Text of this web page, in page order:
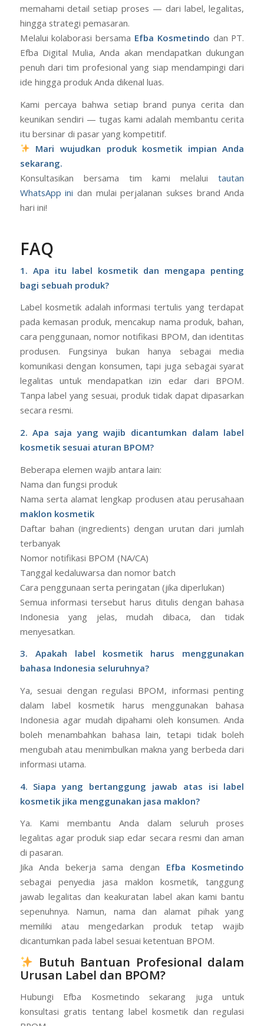
memahami detail setiap proses — dari label, legalitas,
hingga strategi pemasaran.
Melalui kolaborasi bersama Efba Kosmetindo dan PT.
Efba Digital Mulia, Anda akan mendapatkan dukungan
penuh dari tim profesional yang siap mendampingi dari
ide hingga produk Anda dikenal luas.
Kami percaya bahwa setiap brand punya cerita dan
keunikan sendiri — tugas kami adalah membantu cerita
itu bersinar di pasar yang kompetitif.
Mari wujudkan produk kosmetik impian Anda
sekarang.
Konsultasikan bersama tim kami melaluitautan
WhatsApp ini dan mulai perjalanan sukses brand Anda
hari ini!
FAQ
1. Apa itu label kosmetik dan mengapa penting
bagi sebuah produk?
Label kosmetik adalah informasi tertulis yang terdapat
pada kemasan produk, mencakup nama produk, bahan,
cara penggunaan, nomor notifikasi BPOM, dan identitas
produsen. Fungsinya bukan hanya sebagai media
komunikasi dengan konsumen, tapi juga sebagai syarat
legalitas untuk mendapatkan izin edar dari BPOM.
Tanpa label yang sesuai, produk tidak dapat dipasarkan
secara resmi.
2. Apa saja yang wajib dicantumkan dalam label
kosmetik sesuai aturan BPOM?
Beberapa elemen wajib antara lain:
Nama dan fungsi produk
Nama serta alamat lengkap produsen atau perusahaan
maklon kosmetik
Daftar bahan (ingredients) dengan urutan dari jumlah
terbanyak
Nomor notifikasi BPOM (NA/CA)
Tanggal kedaluwarsa dan nomor batch
Cara penggunaan serta peringatan (jika diperlukan)
Semua informasi tersebut harus ditulis dengan bahasa
Indonesia yang jelas, mudah dibaca, dan tidak
menyesatkan.
3. Apakah label kosmetik harus menggunakan
bahasa Indonesia seluruhnya?
Ya, sesuai dengan regulasi BPOM, informasi penting
dalam label kosmetik harus menggunakan bahasa
Indonesia agar mudah dipahami oleh konsumen. Anda
boleh menambahkan bahasa lain, tetapi tidak boleh
mengubah atau menimbulkan makna yang berbeda dari
informasi utama.
4. Siapa yang bertanggung jawab atas isi label
kosmetik jika menggunakan jasa maklon?
Ya. Kami membantu Anda dalam seluruh proses
legalitas agar produk siap edar secara resmi dan aman
di pasaran.
Jika Anda bekerja sama dengan Efba Kosmetindo
sebagai penyedia jasa maklon kosmetik, tanggung
jawab legalitas dan keakuratan label akan kami bantu
sepenuhnya. Namun, nama dan alamat pihak yang
memiliki atau mengedarkan produk tetap wajib
dicantumkan pada label sesuai ketentuan BPOM.
Butuh Bantuan Profesional dalam
Urusan Label dan BPOM?
Hubungi Efba Kosmetindo sekarang juga untuk
konsultasi gratis tentang label kosmetik dan regulasi